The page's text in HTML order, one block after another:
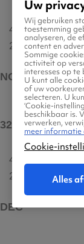
4 uur
26°C
NOV
32°C max
4 uur
26°C
DEC
Uw
Wij gebruiken
toestemming
analyseren, de
content en
Sommige
activiteit op
interesses op te
U kunt alle
of uw
selecteren. U
‘Cookie-
beschikbaar is.
verwerken,
meer informatie
Cookie-
Alles